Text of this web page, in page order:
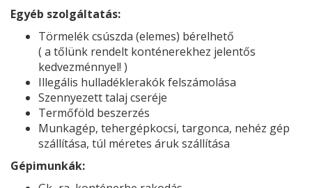
Egyéb szolgáltatás:
Törmelék csúszda (elemes) bérelhető
( a tőlünk rendelt konténerekhez jelentős
kedvezménnyel! )
Illegális hulladéklerakók felszámolása
Szennyezett talaj cseréje
Termőföld beszerzés
Munkagép, tehergépkocsi, targonca, nehéz gép
szállítása, túl méretes áruk szállítása
Gépimunkák: